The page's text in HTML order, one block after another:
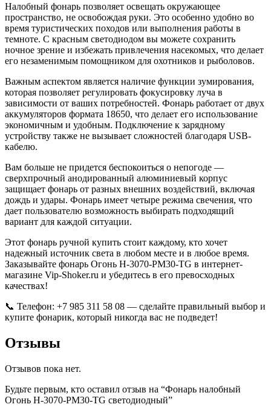
Налобный фонарь позволяет освещать окружающее
пространство, не освобождая руки. Это особенно удобно во
время туристических походов или выполнения работы в
темноте. С красным светодиодом вы можете сохранить
ночное зрение и избежать привлечения насекомых, что делает
его незаменимым помощником для охотников и рыболовов.
Важным аспектом является наличие функции зумирования,
которая позволяет регулировать фокусировку луча в
зависимости от ваших потребностей. Фонарь работает от двух
аккумуляторов формата 18650, что делает его использование
экономичным и удобным. Подключение к зарядному
устройству также не вызывает сложностей благодаря USB-
кабелю.
Вам больше не придется беспокоиться о непогоде —
сверхпрочный анодированный алюминиевый корпус
защищает фонарь от разных внешних воздействий, включая
дождь и удары. Фонарь имеет четыре режима свечения, что
дает пользователю возможность выбирать подходящий
вариант для каждой ситуации.
Этот фонарь ручной купить стоит каждому, кто хочет
надежный источник света в любом месте и в любое время.
Заказывайте фонарь Огонь H-3070-PM30-TG в интернет-
магазине Vip-Shoker.ru и убедитесь в его превосходных
качествах!
📞 Телефон: +7 985 311 58 08 — сделайте правильный выбор и
купите фонарик, который никогда вас не подведет!
Отзывы
Отзывов пока нет.
Будьте первым, кто оставил отзыв на “Фонарь налобный
Огонь H-3070-PM30-TG светодиодный”